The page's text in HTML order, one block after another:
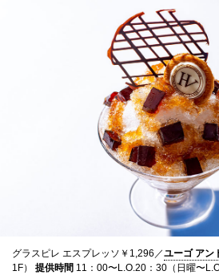
グラスピレ エスプレッソ￥1,296／ユーゴ アン
1F） 提供時間 11：00〜L.O.20：30（日曜〜